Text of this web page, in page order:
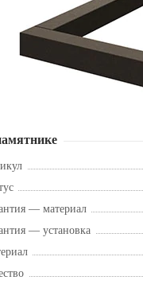
— материал
— установка